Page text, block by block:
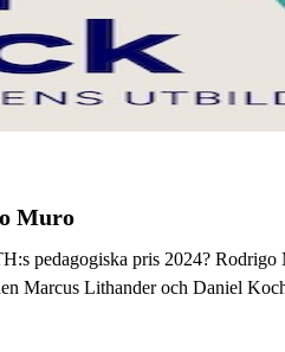
Muro
pedagogiska pris 2024?
Marcus Lithander och Daniel